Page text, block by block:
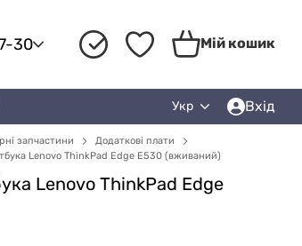
30 Мій кошик
Укр Вхід
запчастини
Додаткові плати
Lenovo ThinkPad Edge E530 (вживаний)
Lenovo ThinkPad Edge